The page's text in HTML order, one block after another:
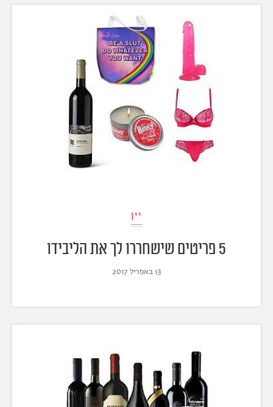
יין
5 פריטים שישחררו לך את הליבידו
13 באפריל 2017